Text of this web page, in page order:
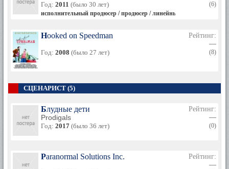
Год: 2011 (было 30 лет)
исполнительный продюсер / продюсер / линейный продюсер (6
(6)
Hooked on Speedman
Год: 2008 (было 27 лет)
Рейтинг:
—
(8)
СЦЕНАРИСТ (5)
Блудные дети
Prodigals
Год: 2017 (было 36 лет)
Рейтинг:
—
(0)
Paranormal Solutions Inc.
Рейтинг:
—